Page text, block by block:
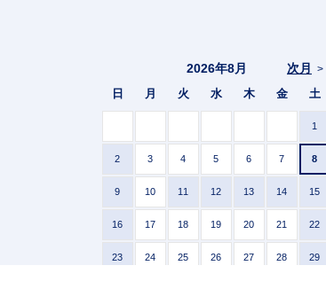
次月 >
2026年8月
日 月 火 水 木 金 土
1
2 3 4 5 6 7 8
9 10 11 12 13 14 15
16 17 18 19 20 21 22
23 24 25 26 27 28 29